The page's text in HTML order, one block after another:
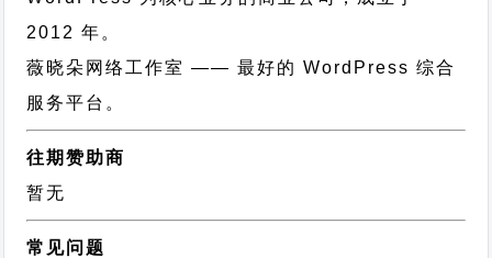
2012 年。
薇晓朵网络工作室 —— 最好的 WordPress 综合
服务平台。
往期赞助商
暂无
常见问题